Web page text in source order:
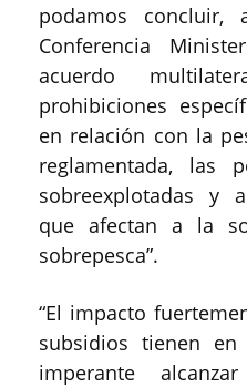
podamos concluir,
Conferencia
acuerdo
prohibiciones
en relación con la
reglamentada, las
sobreexplotadas y
que afectan a la
sobrepesca”.
“El impacto
subsidios tienen
imperante